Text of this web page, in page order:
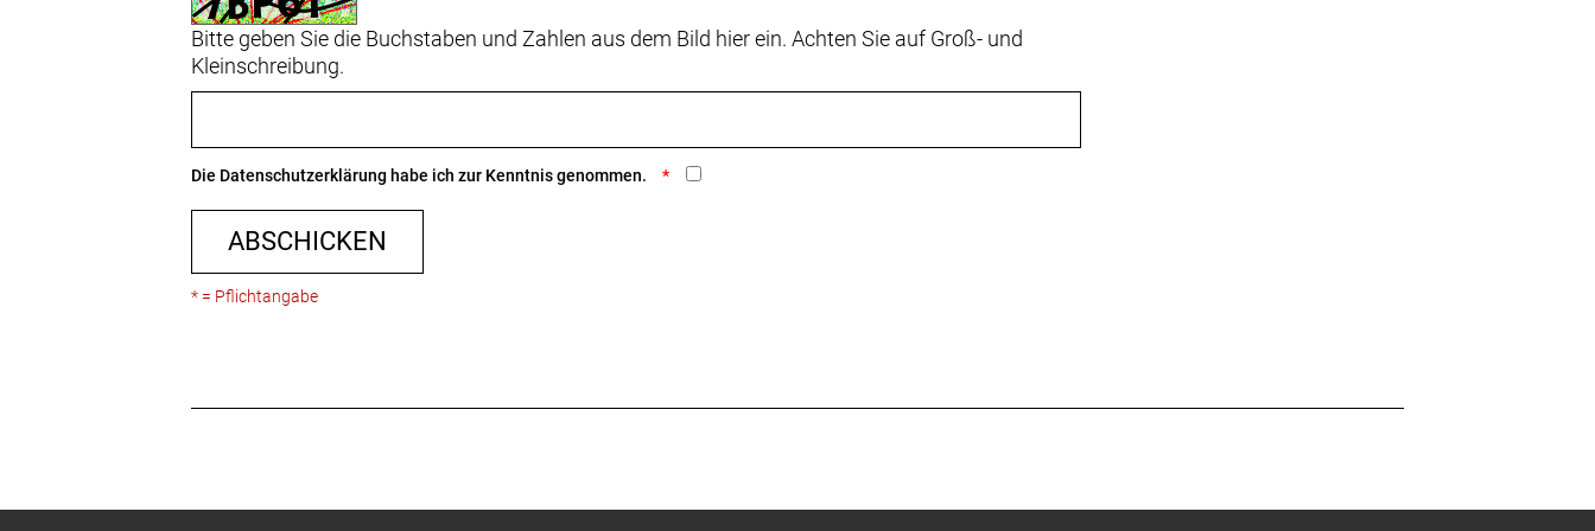
Bitte geben Sie die Buchstaben und Zahlen aus dem Bild hier ein. Achten Sie auf Groß- und
Kleinschreibung.
Die Datenschutzerklärung habe ich zur Kenntnis genommen.
ABSCHICKEN
* = Pflichtangabe